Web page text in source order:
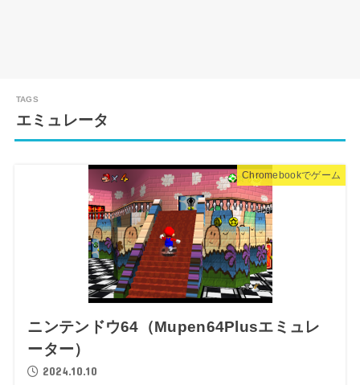
エミュレータ
Chromebookでゲーム
ニンテンドウ64（Mupen64Plusエミュレ
ーター）
2024.10.10